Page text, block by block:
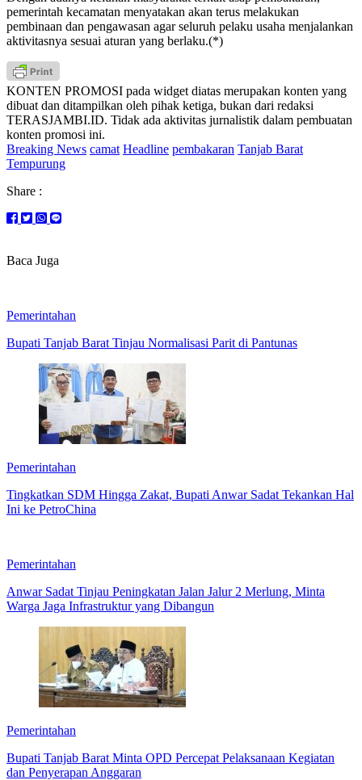
pemerintah kecamatan menyatakan akan terus melakukan
pembinaan dan pengawasan agar seluruh pelaku usaha menjalankan
aktivitasnya sesuai aturan yang berlaku.(*)
KONTEN PROMOSI pada widget diatas merupakan konten yang
dibuat dan ditampilkan oleh pihak ketiga, bukan dari redaksi
TERASJAMBI.ID. Tidak ada aktivitas jurnalistik dalam pembuatan
konten promosi ini.
Breaking News camat Headline pembakaran Tanjab Barat
Tempurung
Share :
Baca Juga
Pemerintahan
Bupati Tanjab Barat Tinjau Normalisasi Parit di Pantunas
Pemerintahan
Tingkatkan SDM Hingga Zakat, Bupati Anwar Sadat Tekankan Hal
Ini ke PetroChina
Pemerintahan
Anwar Sadat Tinjau Peningkatan Jalan Jalur 2 Merlung, Minta
Warga Jaga Infrastruktur yang Dibangun
Pemerintahan
Bupati Tanjab Barat Minta OPD Percepat Pelaksanaan Kegiatan
dan Penyerapan Anggaran